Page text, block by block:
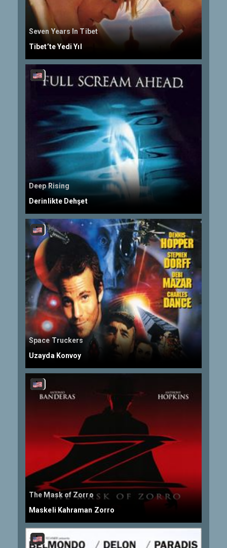
Seven Years In Tibet
Tibet’te Yedi Yıl
Deep Rising
Derinlikte Dehşet
Space Truckers
Uzayda Konvoy
The Mask of Zorro
Maskeli Kahraman Zorro